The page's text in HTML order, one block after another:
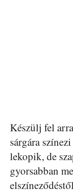
Készülj fel
sárgára
lekopik, de
gyorsabban